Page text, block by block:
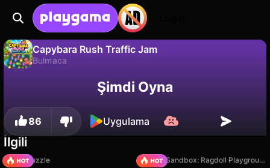
Capybara Rush Traffic Jam
Bulmaca
İlerlemeyi kaydet! Hayır
Şimdi Oyna
86 Uygulama
İlgili
Arrow Puzzle
Sprunki Sandbox: Ragdoll Playground Mode